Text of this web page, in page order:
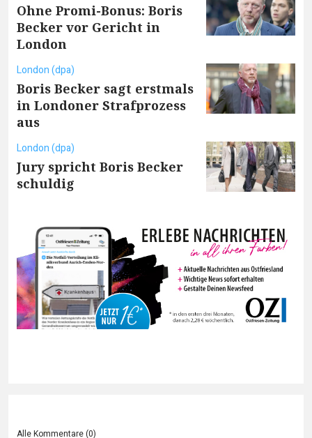
Ohne Promi-Bonus: Boris
Becker vor Gericht in
London
London (dpa)
Boris Becker sagt erstmals
in Londoner Strafprozess
aus
London (dpa)
Jury spricht Boris Becker
schuldig
Alle Kommentare (0)